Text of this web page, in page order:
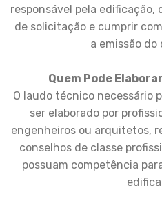
responsável pela edificação,
de solicitação e cumprir
a emissão
Quem Pode
O laudo técnico necessário
ser elaborado por
engenheiros ou arquitetos,
conselhos de classe
possuam competência